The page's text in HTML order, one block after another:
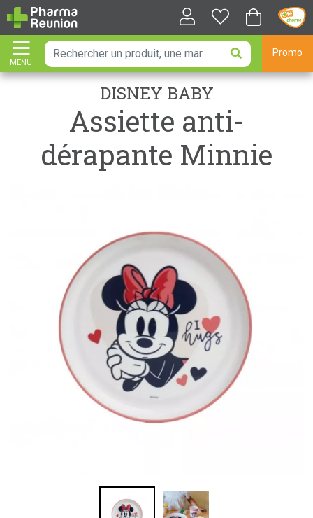
MENU
AFFICHER LA NAVIGATION
Promo
DISNEY BABY
Assiette anti-
dérapante Minnie